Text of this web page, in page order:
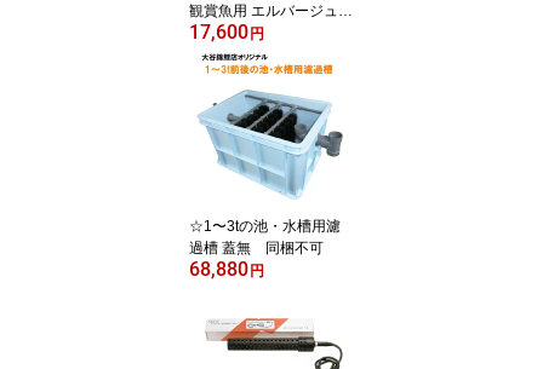
観賞魚用 エルバージュ 1
0%顆粒 50g×10袋送料無
料 2点目より300円引
17,600 円
☆1〜3tの池・水槽用濾
過槽 蓋無 同梱不可
68,880 円